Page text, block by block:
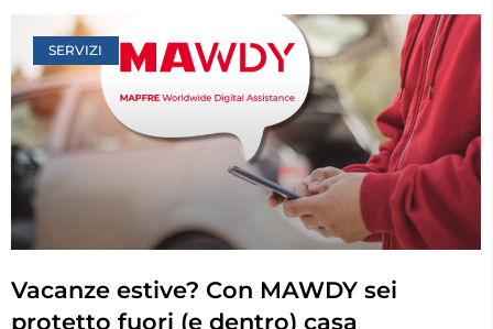
SERVIZI
Vacanze estive? Con MAWDY sei
protetto fuori (e dentro) casa